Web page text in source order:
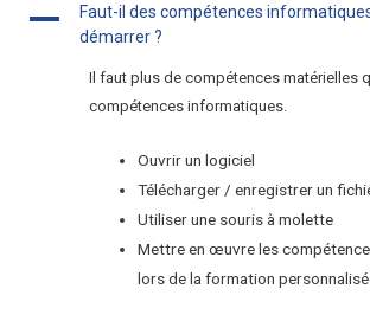
A
Faut-il des compétences
démarrer ?
Il faut plus de compétences matérielles
compétences informatiques.
Ouvrir un logiciel
Télécharger / enregistrer un
Utiliser une souris à molette
Mettre en œuvre les
lors de la formation